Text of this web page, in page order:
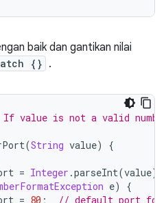
baik dan gantikan nilai
{} .
value is not a valid
(String value)
{
= Integer .parseInt(value);
e)
{
= 80 ; // default port for